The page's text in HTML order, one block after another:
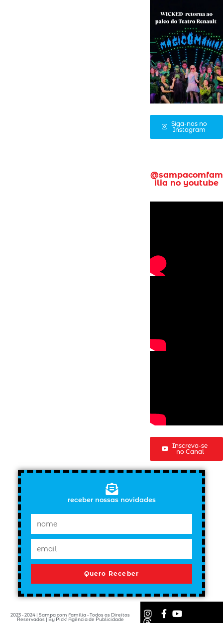
Siga-nos no
Instagram
@sampacomfam
ilia no youtube
Inscreva-se
no Canal
receber nossas novidades
Quero Receber
2023 - 2024 | Sampa com Família - Todos os Direitos
Reservados | By Pick! Agência de Publicidade